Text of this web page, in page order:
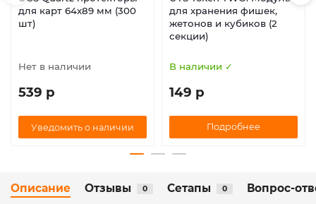
для карт 64х89 мм (300
шт)
Нет в наличии
539 р
Уведомить о наличии
для хранения фишек,
жетонов и кубиков (2
секции)
В наличии ✓
149 р
Подробнее
Описание Отзывы 0 Сетапы 0 Вопрос-